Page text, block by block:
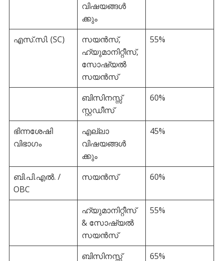
വിഷയങ്ങൾ
ക്കും
എസ്.സി. (SC)
സയൻസ്,
ഹ്യുമാനിറ്റീസ്,
സോഷ്യൽ
സയൻസ്
55%
ബിസിനസ്സ്
സ്റ്റഡീസ്
60%
ഭിന്നശേഷി
വിഭാഗം
എല്ലാ
വിഷയങ്ങൾ
ക്കും
45%
ബി.പി.എൽ. /
OBC
സയൻസ് 60%
ഹ്യുമാനിറ്റീസ്
& സോഷ്യൽ
സയൻസ്
55%
ബിസിനസ്സ്
65%